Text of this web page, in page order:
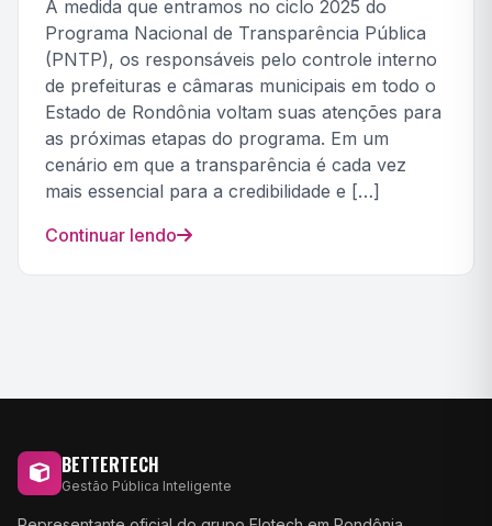
À medida que entramos no ciclo 2025 do
Programa Nacional de Transparência Pública
(PNTP), os responsáveis pelo controle interno
de prefeituras e câmaras municipais em todo o
Estado de Rondônia voltam suas atenções para
as próximas etapas do programa. Em um
cenário em que a transparência é cada vez
mais essencial para a credibilidade e […]
Continuar lendo
BETTERTECH
Gestão Pública Inteligente